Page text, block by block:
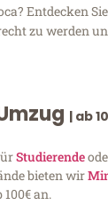
Entdecken
zu werden
| ab
Studierende
bieten wir
an.